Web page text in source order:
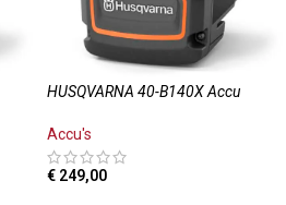
HUSQVARNA 40-B140X Accu
Accu's
€ 249,00